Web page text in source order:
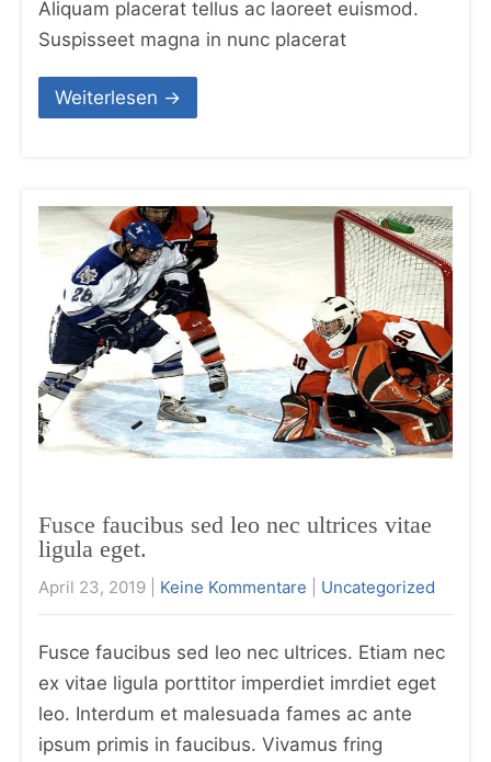
Aliquam placerat tellus ac laoreet euismod.
Suspisseet magna in nunc placerat
Weiterlesen →
Fusce faucibus sed leo nec ultrices vitae
ligula eget.
April 23, 2019 Keine Kommentare Uncategorized
Fusce faucibus sed leo nec ultrices. Etiam nec
ex vitae ligula porttitor imperdiet imrdiet eget
leo. Interdum et malesuada fames ac ante
ipsum primis in faucibus. Vivamus fring